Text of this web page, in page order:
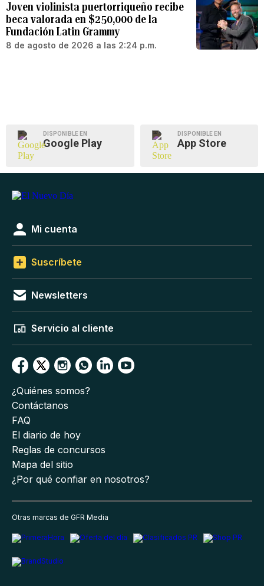
Joven violinista puertorriqueño recibe
beca valorada en $250,000 de la
Fundación Latin Grammy
8 de agosto de 2026 a las 2:24 p.m.
DISPONIBLE EN
Google Play
DISPONIBLE EN
App Store
Mi cuenta
Suscríbete
Newsletters
Servicio al cliente
¿Quiénes somos?
Contáctanos
FAQ
El diario de hoy
Reglas de concursos
Mapa del sitio
¿Por qué confiar en nosotros?
Otras marcas de GFR Media